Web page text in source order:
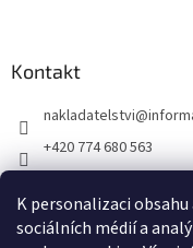
K personalizaci
sociálních médií a
Kontakt
nakladatelstvi@
+420 774 680 563
informatorium/